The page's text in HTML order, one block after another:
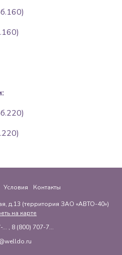
Условия Контакты
д.13 (территория ЗАО «АВТО-40»)
на карте
... , 8 (800) 707-7...